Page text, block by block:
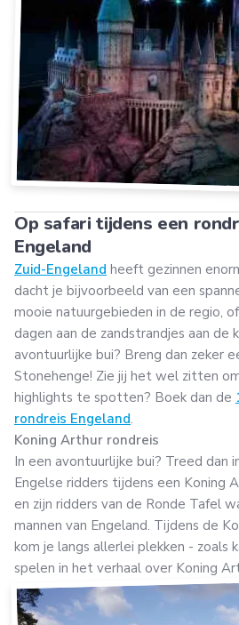
Op safari tijdens een
Engeland
Zuid-Engeland heeft gezinnen
dacht je bijvoorbeeld van een
mooie natuurgebieden in de regio,
dagen aan de zandstrandjes aan de
avontuurlijke bui? Breng dan zeker
Stonehenge! Zie jij het wel zitten
highlights te spotten? Boek dan de
rondreis Engeland.
Koning Arthur rondreis
In een avontuurlijke bui? Treed dan
Engelse ridders tijdens een Koning
en zijn ridders van de Ronde Tafel
mannen van Engeland. Tijdens de
kom je langs allerlei plekken - zoals
spelen in het verhaal over Koning